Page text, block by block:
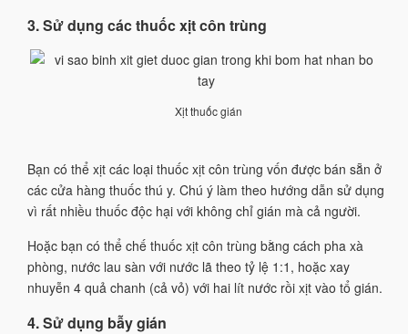
3. Sử dụng các thuốc xịt côn trùng
Xịt thuốc gián
Bạn có thể xịt các loại thuốc xịt côn trùng vốn được bán sẵn ở
các cửa hàng thuốc thú y. Chú ý làm theo hướng dẫn sử dụng
vì rất nhiều thuốc độc hại với không chỉ gián mà cả người.
Hoặc bạn có thể chế thuốc xịt côn trùng bằng cách pha xà
phòng, nước lau sàn với nước lã theo tỷ lệ 1:1, hoặc xay
nhuyễn 4 quả chanh (cả vỏ) với hai lít nước rồi xịt vào tổ gián.
4. Sử dụng bẫy gián